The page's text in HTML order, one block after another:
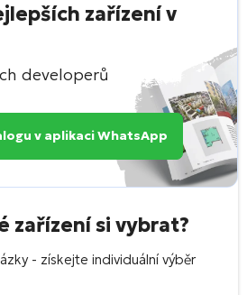
zařízení v
developerů
v aplikaci WhatsApp
zařízení si vybrat?
- získejte individuální výběr